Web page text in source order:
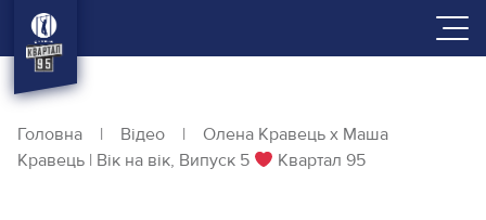
Головна | Відео |
Олена Кравець х Маша
Кравець | Вік на вік, Випуск 5
Квартал 95